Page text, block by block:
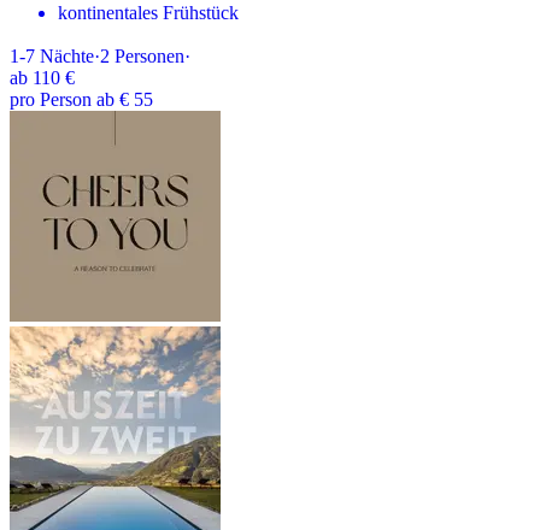
kontinentales Frühstück
1-7 Nächte·2 Personen·
ab 110 €
pro Person ab € 55